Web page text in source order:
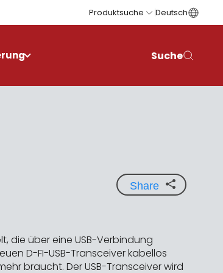
Produktsuche Deutsch
Suche
Share
die über eine USB-Verbindung
D-FI-USB-Transceiver kabellos
braucht. Der USB-Transceiver wird